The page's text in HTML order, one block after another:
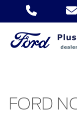
FORD